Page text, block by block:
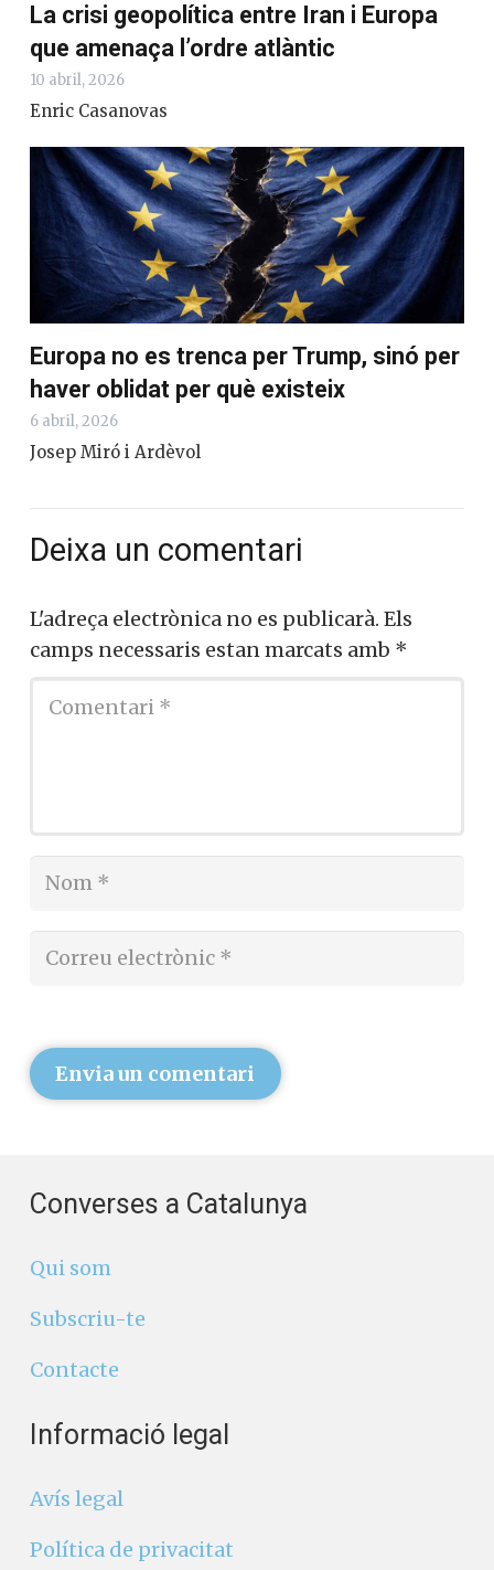
La crisi geopolítica entre Iran i Europa
que amenaça l’ordre atlàntic
10 abril, 2026
Enric Casanovas
Europa no es trenca per Trump, sinó per
haver oblidat per què existeix
6 abril, 2026
Josep Miró i Ardèvol
Deixa un comentari
L'adreça electrònica no es publicarà. Els
camps necessaris estan marcats amb *
Envia un comentari
Converses a Catalunya
Qui som
Subscriu-te
Contacte
Informació legal
Avís legal
Política de privacitat